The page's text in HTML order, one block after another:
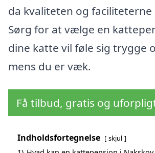
da kvaliteten og faciliteterne
Sørg for at vælge en
dine katte vil føle sig trygge
mens du er væk.
Få tilbud, gratis og
Indholdsfortegnelse skjul